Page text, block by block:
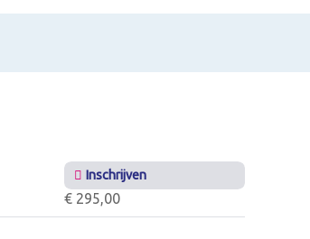
Inschrijven
€ 295,00